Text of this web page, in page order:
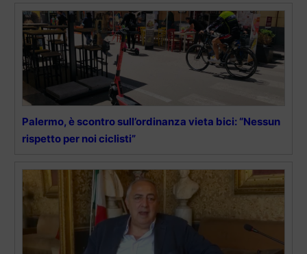
Palermo, è scontro sull’ordinanza vieta bici: “Nessun
rispetto per noi ciclisti”